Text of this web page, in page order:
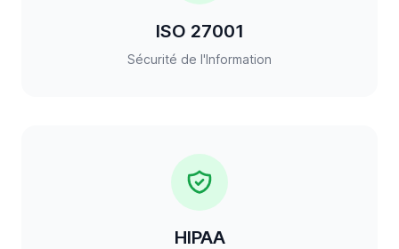
ISO 27001
Sécurité de l'Information
HIPAA